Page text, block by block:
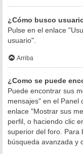
¿Cómo busco
Pulse en el enlace
usuario".
Arriba
¿Como se puede
Puede encontrar sus
mensajes" en el Panel
enlace "Mostrar sus
perfil, o haciendo clic
superior del foro. Para
búsqueda avanzada y